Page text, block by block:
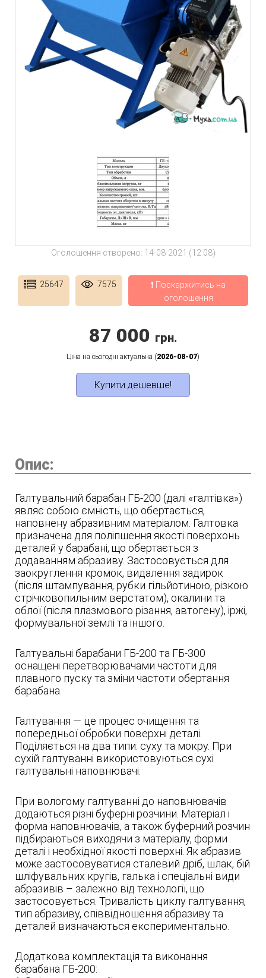
Оголошення створено: 14-08-2021 (12:08)
25647 7575
❗ Поскаржитись на
оголошення
87 000 грн.
Ціна на сьогодні актуальна (2026-08-07)
Купити дешевше!
Опис:
Галтувальний барабан ГБ-200 (далі «галтівка»)
являє собою ємність, що обертається,
наповнену абразивним матеріалом. Галтовка
призначена для поліпшення якості поверхонь
деталей у барабані, що обертається з
додаванням абразиву. Застосовується для
заокруглення кромок, видалення задирок
(після штампування, рубки гільйотиною, різкою
стрічковопильним верстатом), окалини та
облої (після плазмового різання, автогену), іржі,
формувальної землі та іншого.
Галтувальні барабани ГБ-200 та ГБ-300
оснащені перетворювачами частоти для
плавного пуску та зміни частоти обертання
барабана.
Галтування — це процес очищення та
попередньої обробки поверхні деталі.
Поділяється на два типи: суху та мокру. При
сухій галтуванні використовуються сухі
галтувальні наповнювачі.
При вологому галтуванні до наповнювачів
додаються різні буферні розчини. Матеріал і
форма наповнювачів, а також буферний розчин
підбираються виходячи з матеріалу, форми
деталі і необхідної якості поверхні. Як абразив
може застосовуватися сталевий дріб, шлак, бій
шліфувальних кругів, галька і спеціальні види
абразивів – залежно від технології, що
застосовується. Тривалість циклу галтування,
тип абразиву, співвідношення абразиву та
деталей визначаються експериментально.
Додаткова комплектація та виконання
барабана ГБ-200: